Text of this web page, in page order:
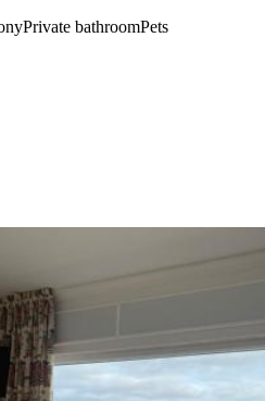
Private bathroomPets